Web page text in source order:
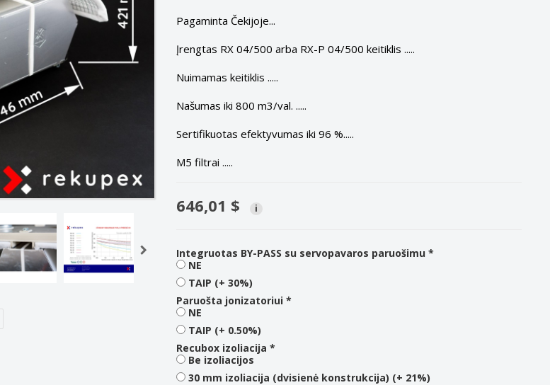
Pagaminta Čekijoje...
Įrengtas RX 04/500 arba RX-P 04/500 keitiklis .....
Nuimamas keitiklis .....
Našumas iki 800 m3/val. .....
Sertifikuotas efektyvumas iki 96 %.....
M5 filtrai .....
646,01 $ i
Integruotas BY-PASS su servopavaros paruošimu *
NE
TAIP (+ 30%)
Paruošta jonizatoriui *
NE
TAIP (+ 0.50%)
Recubox izoliacija *
Be izoliacijos
30 mm izoliacija (dvisienė konstrukcija) (+ 21%)